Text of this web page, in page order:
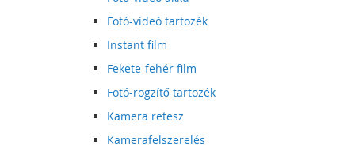
Fotó-videó tartozék
Instant film
Fekete-fehér film
Fotó-rögzítő tartozék
Kamera retesz
Kamerafelszerelés